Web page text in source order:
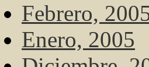
Febrero,
Enero, 2005